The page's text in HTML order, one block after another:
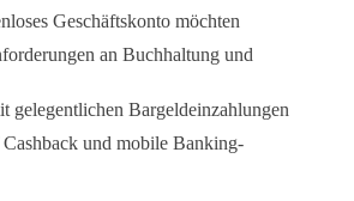
Geschäftskonto möchten
an Buchhaltung und
gelegentlichen Bargeldeinzahlungen
und mobile Banking-